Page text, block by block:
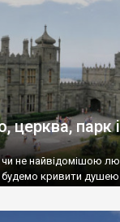
церква, парк
не найвідомішою
будемо кривити